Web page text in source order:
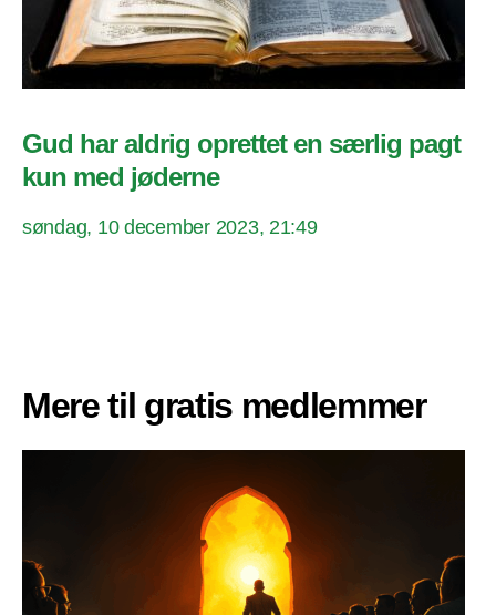
Gud har aldrig oprettet en særlig pagt
kun med jøderne
søndag, 10 december 2023, 21:49
Mere til gratis medlemmer